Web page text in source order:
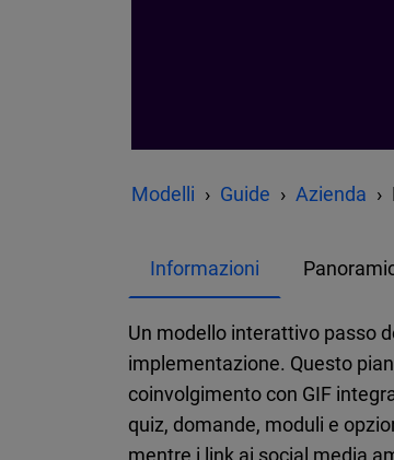
Modelli Guide Azienda
Informazioni
Un modello interattivo passo
implementazione. Questo
coinvolgimento con GIF
quiz, domande, moduli e
mentre i link ai social media